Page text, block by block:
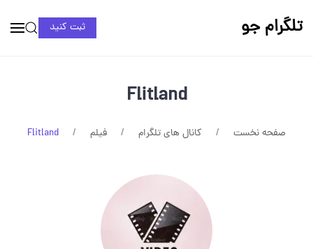
تلگرام جو ثبت کنید
Flitland
صفحه نخست کانال های تلگرام فیلم Flitland